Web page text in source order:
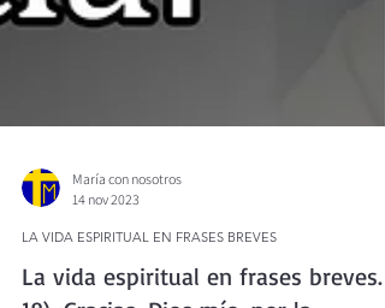
14 nov 2023
LA VIDA ESPIRITUAL EN FRASES BREVES